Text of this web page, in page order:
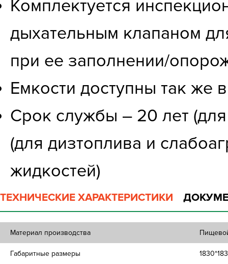
Комплектуется
дыхательным клапаном
при ее заполнении/
Емкости доступны так же
Срок службы – 20 лет
(для дизтоплива и
жидкостей)
ТЕХНИЧЕСКИЕ ХАРАКТЕРИСТИКИ
Материал производства
Габаритные размеры